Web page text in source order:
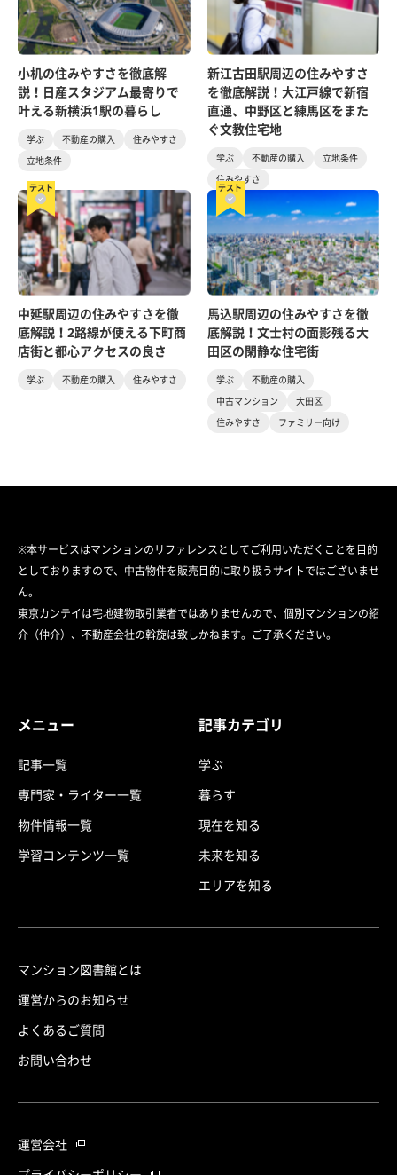
小机の住みやすさを徹底解
説！日産スタジアム最寄りで
叶える新横浜1駅の暮らし
学ぶ 不動産の購入
住みやすさ
立地条件
新江古田駅周辺の住みやすさ
を徹底解説！大江戸線で新宿
直通、中野区と練馬区をまた
ぐ文教住宅地
学ぶ 不動産の購入
立地条件
住みやすさ
テスト
中延駅周辺の住みやすさを徹
底解説！2路線が使える下町商
店街と都心アクセスの良さ
学ぶ 不動産の購入 住みやすさ
テスト
馬込駅周辺の住みやすさを徹
底解説！文士村の面影残る大
田区の閑静な住宅街
学ぶ
不動産の購入
中古マンション
大田区
住みやすさ
ファミリー向け
※本サービスはマンションのリファレンスとしてご利用いただくことを目的
としておりますので、中古物件を販売目的に取り扱うサイトではございませ
ん。
東京カンテイは宅地建物取引業者ではありませんので、個別マンションの紹
介（仲介）、不動産会社の斡旋は致しかねます。ご了承ください。
メニュー
記事一覧
専門家・ライター一覧
物件情報一覧
学習コンテンツ一覧
記事カテゴリ
学ぶ
暮らす
現在を知る
未来を知る
エリアを知る
マンション図書館とは
運営からのお知らせ
よくあるご質問
お問い合わせ
運営会社